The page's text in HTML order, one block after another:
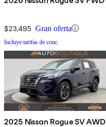
$23,495 Gran oferta
Incluye tarifas de conc.
2025 Nissan Rogue SV AWD